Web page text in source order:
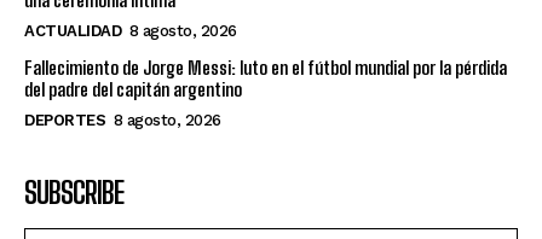
ACTUALIDAD 8 agosto, 2026
Fallecimiento de Jorge Messi: luto en el fútbol mundial por la pérdida
del padre del capitán argentino
DEPORTES 8 agosto, 2026
SUBSCRIBE